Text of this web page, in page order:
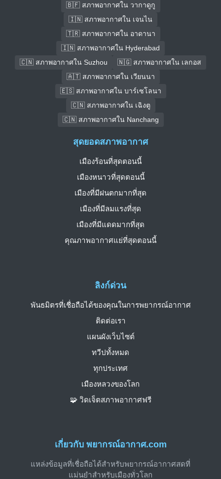
🇧🇫 สภาพอากาศใน วากาดูกู
🇮🇳 สภาพอากาศใน เจนไน
🇹🇷 สภาพอากาศใน อาดานา
🇮🇳 สภาพอากาศใน Hyderabad
🇨🇳 สภาพอากาศใน Suzhou
🇳🇬 สภาพอากาศใน เลกอส
🇦🇹 สภาพอากาศใน เวียนนา
🇪🇸 สภาพอากาศใน บาร์เซโลนา
🇨🇳 สภาพอากาศใน เฉิงตู
🇨🇳 สภาพอากาศใน Nanchang
เกี่ยวกับ พยากรณ์อากาศ.com
แหล่งข้อมูลที่เชื่อถือได้สำหรับพยากรณ์อากาศสดที่
แม่นยำสำหรับเมืองทั่วโลก
ลิงก์ด่วน
พันธมิตรที่เชื่อถือได้ของคุณในการพยากรณ์อากาศ
ติดต่อเรา
แผนผังเว็บไซต์
ทวีปทั้งหมด
ทุกประเทศ
เมืองหลวงของโลก
🧩 วิดเจ็ตสภาพอากาศฟรี
สุดยอดสภาพอากาศ
เมืองร้อนที่สุดตอนนี้
เมืองหนาวที่สุดตอนนี้
เมืองที่มีฝนตกมากที่สุด
เมืองที่มีลมแรงที่สุด
เมืองที่มีแดดมากที่สุด
คุณภาพอากาศแย่ที่สุดตอนนี้